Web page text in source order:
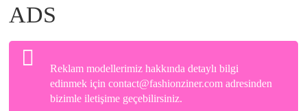
ADS
Reklam modellerimiz hakkında detaylı bilgi
edinmek için contact@fashionziner.com adresinden
bizimle iletişime geçebilirsiniz.